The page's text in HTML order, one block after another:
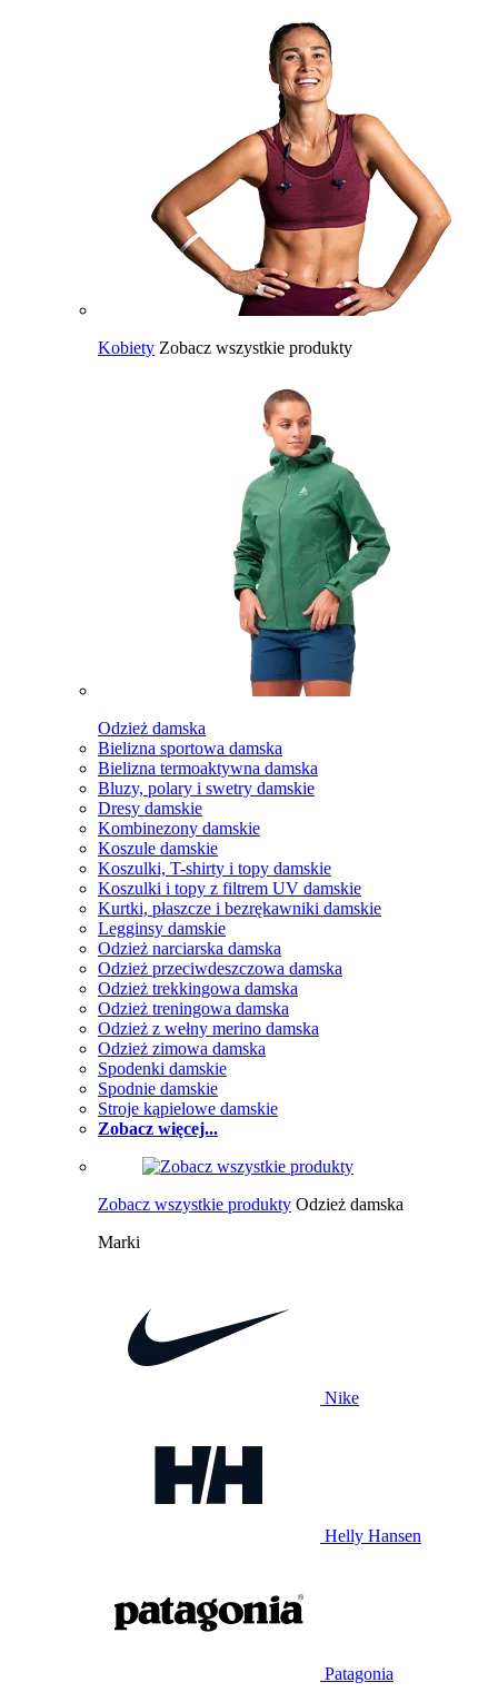
Kobiety Zobacz wszystkie produkty
Odzież damska
Bielizna sportowa damska
Bielizna termoaktywna damska
Bluzy, polary i swetry damskie
Dresy damskie
Kombinezony damskie
Koszule damskie
Koszulki, T-shirty i topy damskie
Koszulki i topy z filtrem UV damskie
Kurtki, płaszcze i bezrękawniki damskie
Legginsy damskie
Odzież narciarska damska
Odzież przeciwdeszczowa damska
Odzież trekkingowa damska
Odzież treningowa damska
Odzież z wełny merino damska
Odzież zimowa damska
Spodenki damskie
Spodnie damskie
Stroje kąpielowe damskie
Zobacz więcej...
Zobacz wszystkie produkty Odzież damska
Marki
Nike
Helly Hansen
Patagonia